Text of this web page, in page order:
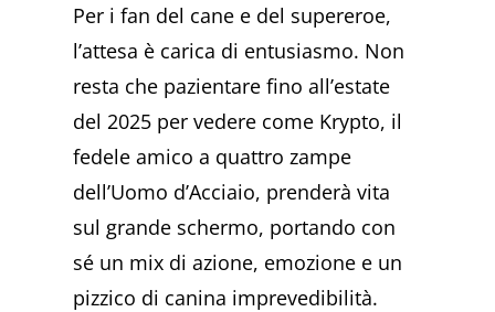
Per i fan del cane e del supereroe,
l’attesa è carica di entusiasmo. Non
resta che pazientare fino all’estate
del 2025 per vedere come Krypto, il
fedele amico a quattro zampe
dell’Uomo d’Acciaio, prenderà vita
sul grande schermo, portando con
sé un mix di azione, emozione e un
pizzico di canina imprevedibilità.